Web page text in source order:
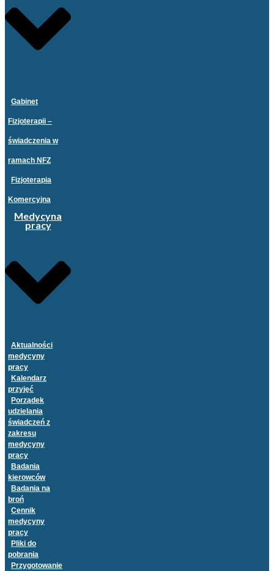
Gabinet
Fizjoterapii –
świadczenia w
ramach NFZ
Fizjoterapia
Komercyjna
Medycyna
pracy
Aktualności
medycyny
pracy
Kalendarz
przyjęć
Porządek
udzielania
świadczeń z
zakresu
medycyny
pracy
Badania
kierowców
Badania na
broń
Cennik
medycyny
pracy
Pliki do
pobrania
Przygotowanie